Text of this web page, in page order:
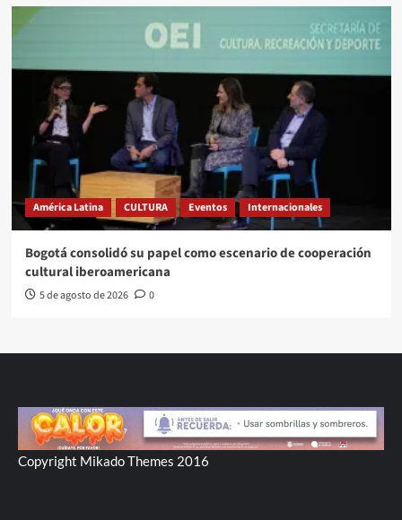
América Latina CULTURA Eventos Internacionales
Bogotá consolidó su papel como escenario de cooperación
cultural iberoamericana
5 de agosto de 2026 0
Copyright Mikado Themes 2016